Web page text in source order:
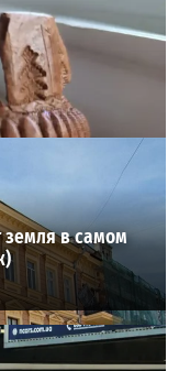
26-летний
земля в самом